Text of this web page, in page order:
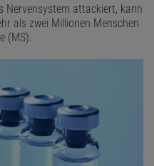
Nervensystem attackiert, kann
als zwei Millionen Menschen
(MS).